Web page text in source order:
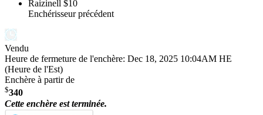
Raizinell $10
Enchérisseur précédent
Vendu
Heure de fermeture de l'enchère: Dec 18, 2025 10:04AM HE
(Heure de l'Est)
Enchère à partir de
$340
Cette enchère est terminée.